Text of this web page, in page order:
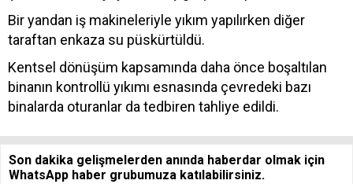
Bir yandan iş makineleriyle yıkım yapılırken diğer
taraftan enkaza su püskürtüldü.
Kentsel dönüşüm kapsamında daha önce boşaltılan
binanın kontrollü yıkımı esnasında çevredeki bazı
binalarda oturanlar da tedbiren tahliye edildi.
Son dakika gelişmelerden anında haberdar olmak için
WhatsApp haber grubumuza katılabilirsiniz.